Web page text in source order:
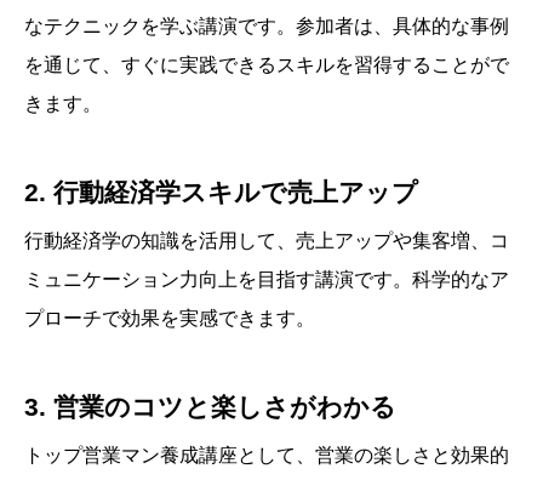
なテクニックを学ぶ講演です。参加者は、具体的な事例
を通じて、すぐに実践できるスキルを習得することがで
きます。
2. 行動経済学スキルで売上アップ
行動経済学の知識を活用して、売上アップや集客増、コ
ミュニケーション力向上を目指す講演です。科学的なア
プローチで効果を実感できます。
3. 営業のコツと楽しさがわかる
トップ営業マン養成講座として、営業の楽しさと効果的